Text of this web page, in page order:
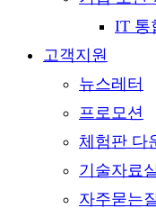
IT 통
고객지원
뉴스레터
프로모션
체험판 다
기술자료
자주묻는